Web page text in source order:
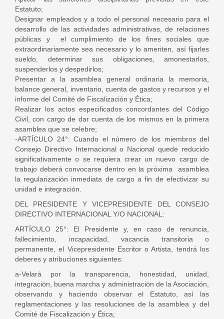
Estatuto;
Designar empleados y a todo el personal necesario para el
desarrollo de las actividades administrativas, de relaciones
públicas y el cumplimiento de los fines sociales que
extraordinariamente sea necesario y lo ameriten, así fijarles
sueldo, determinar sus obligaciones, amonestarlos,
suspenderlos y despedirlos;
Presentar a la asamblea general ordinaria la memoria,
balance general, inventario, cuenta de gastos y recursos y el
informe del Comité de Fiscalización y Ética;
Realizar los actos especificados concordantes del Código
Civil, con cargo de dar cuenta de los mismos en la primera
asamblea que se celebre;
-ARTÍCULO 24°: Cuando el número de los miembros del
Consejo Directivo Internacional o Nacional quede reducido
significativamente o se requiera crear un nuevo cargo de
trabajo deberá convocarse dentro en la próxima asamblea
la regularización inmediata de cargo a fin de efectivizar su
unidad e integración.
DEL PRESIDENTE Y VICEPRESIDENTE DEL CONSEJO
DIRECTIVO INTERNACIONAL Y/O NACIONAL:
ARTÍCULO 25°: El Presidente y, en caso de renuncia,
fallecimiento, incapacidad, vacancia transitoria o
permanente, el Vicepresidente Escritor o Artista, tendrá los
deberes y atribuciones siguientes:
a-Velará por la transparencia, honestidad, unidad,
integración, buena marcha y administración de la Asociación,
observando y haciendo observar el Estatuto, así las
reglamentaciones y las resoluciones de la asamblea y del
Comité de Fiscalización y Ética;